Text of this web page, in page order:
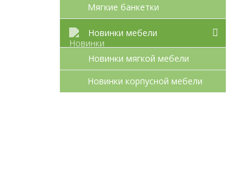
Мягкие банкетки
Новинки мебели
Новинки мягкой мебели
Новинки корпусной мебели